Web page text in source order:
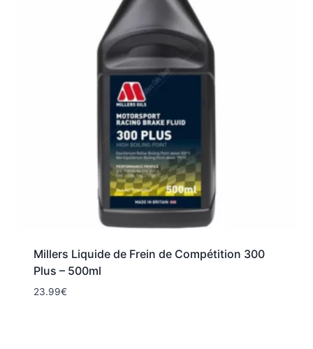
Millers Liquide de Frein de Compétition 300
Plus – 500ml
23.99€